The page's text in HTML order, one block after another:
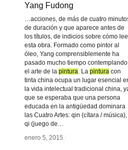
Yang Fudong
…acciones, de más de cuatro
de duración y que aparece antes de
los títulos, de indicios sobre cómo
esta obra. Formado como pintor al
óleo, Yang comprensiblemente ha
pasado mucho tiempo contemplando
el arte de la pintura . La pintura con
tinta china ocupa un lugar esencial
la vida intelectual tradicional china,
que se esperaba que una persona
educada en la antigüedad dominara
las Cuatro Artes: qin (cítara / música),
qi (juego de…
enero 5, 2015 /
Yang Fudong
pintura pintura
enero 5, 2015 /